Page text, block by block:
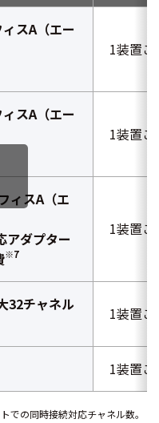
スA（エー
1装置ご
スA（エー
1装置ご
ィスA（エ
アダプター
※7
1装置ご
32チャネル
1装置ご
1装置ご
での同時接続対応チャネル数。